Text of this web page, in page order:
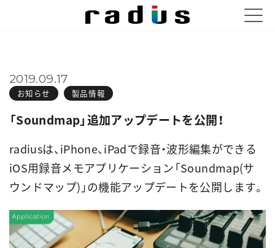
お知らせ 製品情報
2019.09.17
「Soundmap」追加アップデートを公開！
radiusは、iPhone、iPadで録音・波形編集ができる
iOS用録音メモアプリケーション「Soundmap(サ
ウンドマップ)」の機能アップデートを公開します。